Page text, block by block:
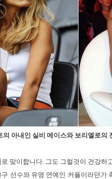
의 아내인 실비 메이스와 보리엘로의
맞이합니다. 그도 그럴것이 건강
선수와 유명 연예인 커플이라던